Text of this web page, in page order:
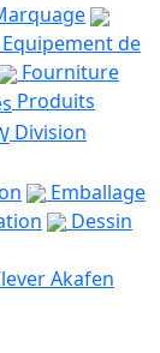
de
Fourniture
Produits
Division
Emballage
Dessin
Akafen